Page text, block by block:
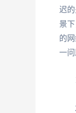
迟
景
的
一问